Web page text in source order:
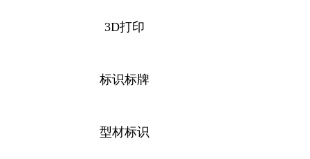
3D打印
标识标牌
型材标识